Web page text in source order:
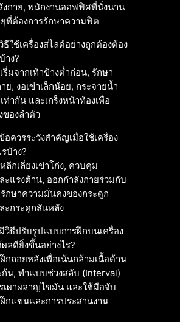
งกาย, พนักงานออฟฟิศที่นั่งนาน
ที่ต้องการรักษาความฟิต
ใช้เครื่องสไลด์อย่างถูกต้องต้อง
าง?
ริ่มจากเท้าข้างต่ำก่อน, รักษา
ย, งอเข่าเล็กน้อย, กระจายน้ำ
ท่ากัน และเกร็งหน้าท้องเพื่อ
องลำตัว
ควรระวังสำคัญเมื่อใช้เครื่อง
บ้าง?
ลีกเลี่ยงเข่าโก่ง, ควบคุม
ะแรงต้าน, ออกกำลังกายร่วมกับ
กษาความมั่นคงของกระดูก
ะกระดูกสันหลัง
ธีปรับรูปแบบการฝึกบนเครื่อง
ลดียิ่งขึ้นอย่างไร?
กถอยหลังเพื่อเน้นกล้ามเนื้อด้าน
น, ทำแบบช่วงสลับ (Interval)
เผาผลาญไขมัน และใช้มือจับ
กแขนและการประสานงาน